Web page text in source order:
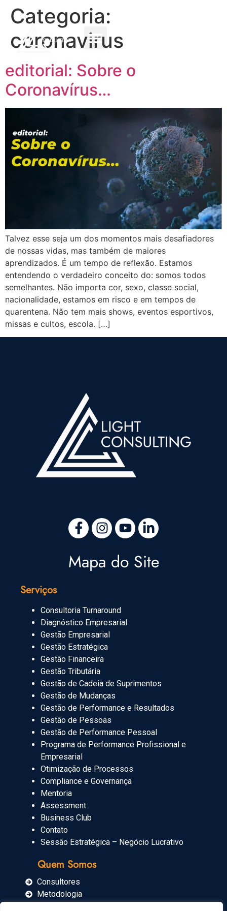
Categoria:
coronavirus
editorial: Sobre o
Coronavírus…
Talvez esse seja um dos momentos mais desafiadores
de nossas vidas, mas também de maiores
aprendizados. É um tempo de reflexão. Estamos
entendendo o verdadeiro conceito do: somos todos
semelhantes. Não importa cor, sexo, classe social,
nacionalidade, estamos em risco e em tempos de
quarentena. Não tem mais shows, eventos esportivos,
missas e cultos, escola. […]
Mapa do Site
Quem Somos
Consultores
Metodologia
Serviços
Consultoria Turnaround
Diagnóstico Empresarial
Gestão Empresarial
Gestão Estratégica
Gestão Financeira
Gestão Tributária
Gestão de Cadeia de Suprimentos
Gestão de Mudanças
Gestão de Performance e Resultados
Gestão de Pessoas
Gestão de Performance Pessoal
Programa de Performance Profissional e
Empresarial
Otimização de Processos
Compliance e Governança
Mentoria
Assessment
Business Club
Contato
Sessão Estratégica – Negócio Lucrativo